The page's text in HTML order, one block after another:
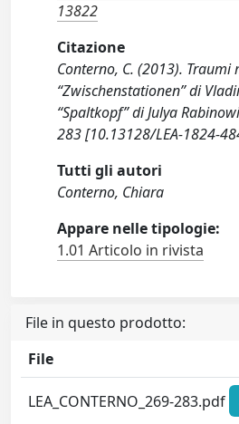
13822
Citazione
Conterno, C. (2013). Traumi
“Zwischenstationen” di
“Spaltkopf” di Julya
283 [10.13128/LEA-1824-
Tutti gli autori
Conterno, Chiara
Appare nelle tipologie:
1.01 Articolo in rivista
File in questo prodotto:
File
LEA_CONTERNO_269-283.pdf